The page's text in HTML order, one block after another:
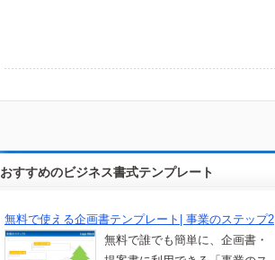
おすすめのビジネス書式テンプレート
無料で使える企画書テンプレート| 事業のステップ2
無料で誰でも簡単に、企画書・